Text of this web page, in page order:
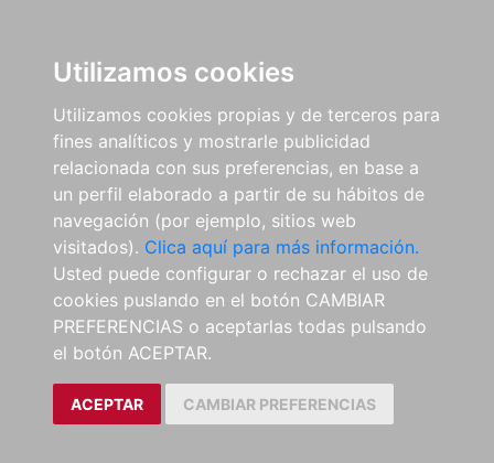
Utilizamos cookies
Utilizamos cookies propias y de terceros para
fines analíticos y mostrarle publicidad
relacionada con sus preferencias, en base a
un perfil elaborado a partir de su hábitos de
navegación (por ejemplo, sitios web
visitados). Clica aquí para más información.
Usted puede configurar o rechazar el uso de
cookies puslando en el botón CAMBIAR
PREFERENCIAS o aceptarlas todas pulsando
el botón ACEPTAR.
ACEPTAR CAMBIAR PREFERENCIAS